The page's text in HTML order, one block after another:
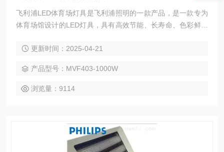
飞利浦LED体育场灯具是飞利浦照明的一款产品，是一款专为
体育场馆设计的LED灯具，具有高效节能、长寿命、色彩鲜艳
更新时间：2025-04-21
产品型号：MVF403-1000W
浏览量：9114